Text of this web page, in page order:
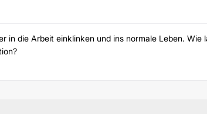
in die Arbeit einklinken und ins normale Leben. Wie